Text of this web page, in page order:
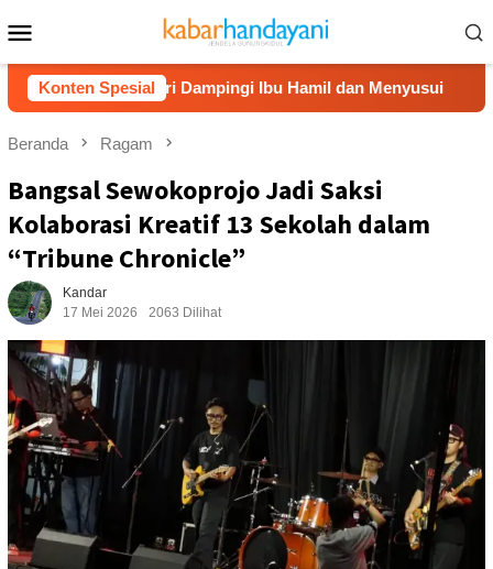
ke
kontenMobile
Konten Spesial
Wonosari Dampingi Ibu Hamil dan Menyusui Dompet
Beranda Ragam
Bangsal Sewokoprojo Jadi Saksi
Kolaborasi Kreatif 13 Sekolah dalam
“Tribune Chronicle”
Kandar
17 Mei 2026
2063 Dilihat